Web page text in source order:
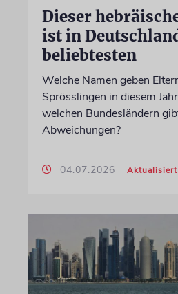
Dieser
ist in
beliebtesten
Welche Namen geben
Sprösslingen in diesem
welchen Bundesländern
Abweichungen?
04.07.2026 Aktualisiert